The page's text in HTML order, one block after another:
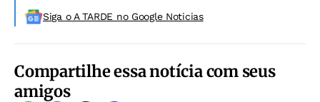
Siga o A TARDE no Google Noticias
Compartilhe essa notícia com seus
amigos